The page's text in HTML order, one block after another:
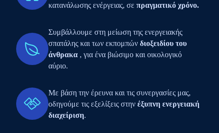
κατανάλωσης ενέργειας, σε πραγματικό χρόνο.
Συμβάλλουμε στη μείωση της ενεργειακής
σπατάλης και των εκπομπών διοξειδίου του
άνθρακα, για ένα βιώσιμο και οικολογικό
αύριο.
Με βάση την έρευνα και τις συνεργασίες μας,
οδηγούμε τις εξελίξεις στην έξυπνη ενεργειακή
διαχείριση.